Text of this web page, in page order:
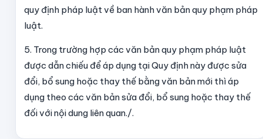
quy định pháp luật về ban hành văn bản quy phạm pháp
luật.
5. Trong trường hợp các văn bản quy phạm pháp luật
được dẫn chiếu để áp dụng tại Quy định này được sửa
đổi, bổ sung hoặc thay thế bằng văn bản mới thì áp
dụng theo các văn bản sửa đổi, bổ sung hoặc thay thế
đối với nội dung liên quan./.